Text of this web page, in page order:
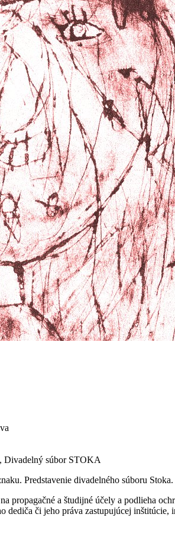
Divadelný súbor STOKA
Predstavenie divadelného súboru Stoka.
a študijné účely a podlieha
či jeho práva zastupujúcej inštitúcie,